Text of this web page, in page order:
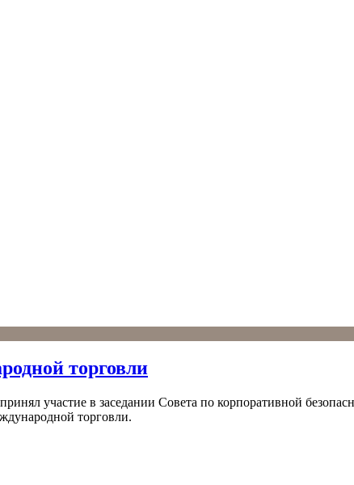
торговли
участие в заседании Совета по корпоративной
торговли.